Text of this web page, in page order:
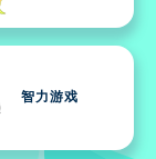
智力游戏